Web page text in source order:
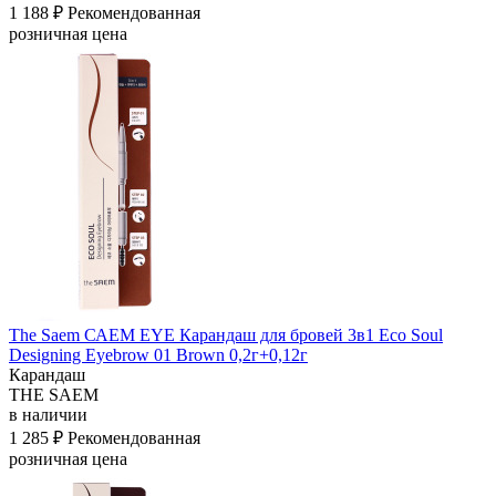
1 188 ₽ Рекомендованная
розничная цена
The Saem САЕМ EYE Карандаш для бровей 3в1 Eco Soul
Designing Eyebrow 01 Brown 0,2г+0,12г
Карандаш
THE SAEM
в наличии
1 285 ₽ Рекомендованная
розничная цена